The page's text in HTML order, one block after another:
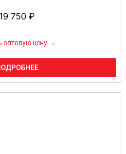
19 750 ₽
оптовую цену →